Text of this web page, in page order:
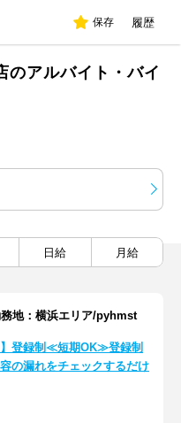
保存 履歴
のアルバイト・バイ
日給 月給
地：横浜エリア/pyhmst
】登録制≪短期OK≫登録制
の漏れをチェックするだけ